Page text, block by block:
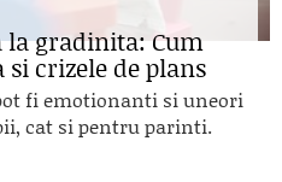
la gradinita: Cum
crizele de plans
fi emotionanti si uneori
cat si pentru parinti.